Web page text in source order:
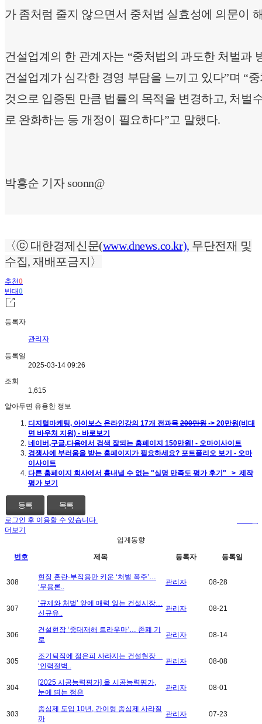
가 좀처럼 줄지 않으면서 중처법 실효성에 의문이
건설업계의 한 관계자는 “중처법의 과도한 처벌과
건설업계가 심각한 경영 부담을 느끼고 있다”며 “
것으로 입증된 만큼 법률의 목적을 변경하고, 처벌
로 완화하는 등 개정이 필요하다”고 말했다.
박흥순 기자 soonn@
〈ⓒ 대한경제신문(www.dnews.co.kr), 무단전재 및
수집, 재배포금지〉
추천0
반대0
등록자
관리자
등록일
2025-03-14 09:26
조회
1,615
알아두면 유용한 정보
디지털마케팅, 아이보스 온라인강의 17개 전과목 200만원 -> 20만원(비대
면 바우처 지원) - 바로보기
네이버,구글,다음에서 검색 잘되는 홈페이지 150만원! - 오마이사이트
경쟁사에 부러움을 받는 홈페이지가 필요하세요? 포트폴리오 보기 - 오마
이사이트
다른 홈페이지 회사에서 흉내낼 수 없는 "실명 만족도 평가 후기" > 제작
평가 보기
등록 목록
로그인 후 이용할 수 있습니다.
더보기
업계동향
번호 제목 등록자 등록일
308
현장 혼란·부작용만 키운 ‘처벌 폭주’…
‘무용론..
관리자 08-28
307
‘규제와 처벌’ 앞에 매력 잃는 건설시장…
신규유..
관리자 08-21
306
건설현장 ‘중대재해 트라우마’… 존폐 기
로
관리자 08-14
305
조기퇴직에 젊은피 사라지는 건설현장…
‘인력절벽..
관리자 08-08
304
[2025 시공능력평가] 올 시공능력평가,
눈에 띄는 점은
관리자 08-01
303
종심제 도입 10년, 간이형 종심제 사라질
까
관리자 07-23